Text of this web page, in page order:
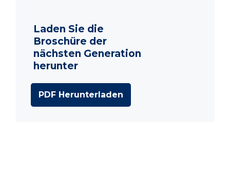
Laden Sie die
Broschüre der
nächsten Generation
herunter
PDF Herunterladen